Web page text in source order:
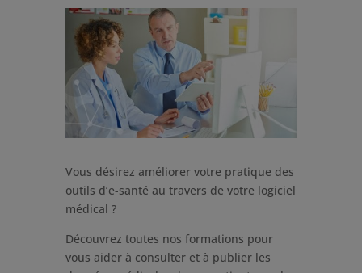
Vous désirez améliorer votre pratique des
outils d’e-santé au travers de votre logiciel
médical ?
Découvrez toutes nos formations pour
vous aider à consulter et à publier les